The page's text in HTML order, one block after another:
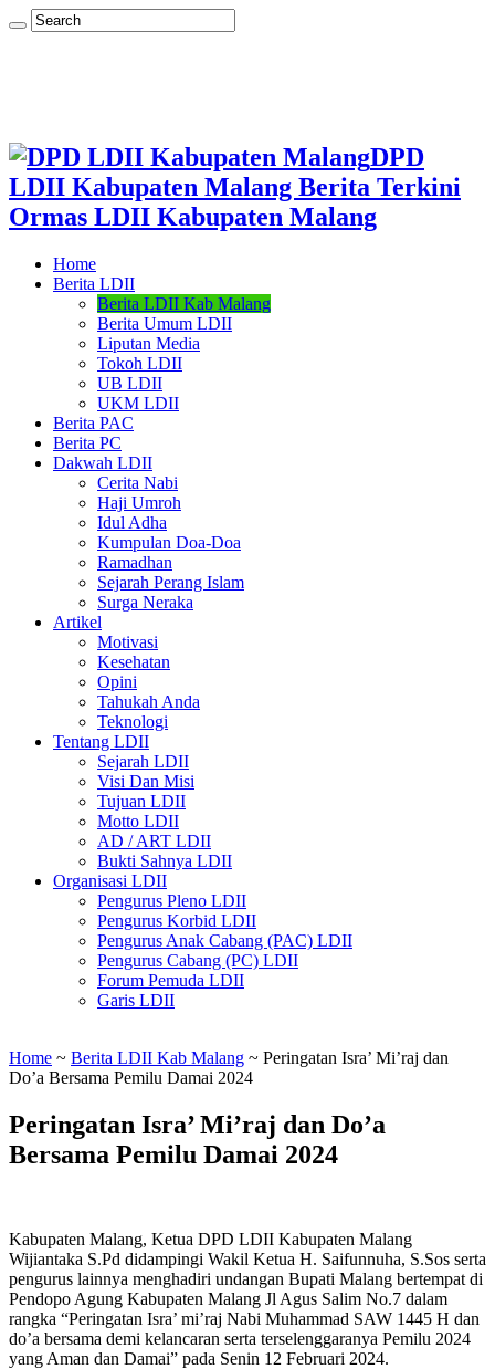
DPD
LDII Kabupaten Malang Berita Terkini
Ormas LDII Kabupaten Malang
Home
Berita LDII
Berita LDII Kab Malang
Berita Umum LDII
Liputan Media
Tokoh LDII
UB LDII
UKM LDII
Berita PAC
Berita PC
Dakwah LDII
Cerita Nabi
Haji Umroh
Idul Adha
Kumpulan Doa-Doa
Ramadhan
Sejarah Perang Islam
Surga Neraka
Artikel
Motivasi
Kesehatan
Opini
Tahukah Anda
Teknologi
Tentang LDII
Sejarah LDII
Visi Dan Misi
Tujuan LDII
Motto LDII
AD / ART LDII
Bukti Sahnya LDII
Organisasi LDII
Pengurus Pleno LDII
Pengurus Korbid LDII
Pengurus Anak Cabang (PAC) LDII
Pengurus Cabang (PC) LDII
Forum Pemuda LDII
Garis LDII
Home ~ Berita LDII Kab Malang ~ Peringatan Isra’ Mi’raj dan
Do’a Bersama Pemilu Damai 2024
Peringatan Isra’ Mi’raj dan Do’a
Bersama Pemilu Damai 2024
Kabupaten Malang, Ketua DPD LDII Kabupaten Malang
Wijiantaka S.Pd didampingi Wakil Ketua H. Saifunnuha, S.Sos serta
pengurus lainnya menghadiri undangan Bupati Malang bertempat di
Pendopo Agung Kabupaten Malang Jl Agus Salim No.7 dalam
rangka “Peringatan Isra’ mi’raj Nabi Muhammad SAW 1445 H dan
do’a bersama demi kelancaran serta terselenggaranya Pemilu 2024
yang Aman dan Damai” pada Senin 12 Februari 2024.